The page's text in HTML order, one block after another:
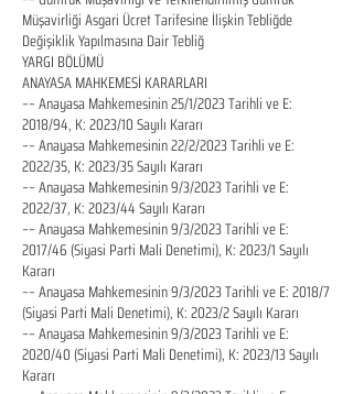
Müşavirliği Asgari Ücret Tarifesine İlişkin Tebliğde
Değişiklik Yapılmasına Dair Tebliğ
YARGI BÖLÜMÜ
ANAYASA MAHKEMESİ KARARLARI
–– Anayasa Mahkemesinin 25/1/2023 Tarihli ve E:
2018/94, K: 2023/10 Sayılı Kararı
–– Anayasa Mahkemesinin 22/2/2023 Tarihli ve E:
2022/35, K: 2023/35 Sayılı Kararı
–– Anayasa Mahkemesinin 9/3/2023 Tarihli ve E:
2022/37, K: 2023/44 Sayılı Kararı
–– Anayasa Mahkemesinin 9/3/2023 Tarihli ve E:
2017/46 (Siyasi Parti Mali Denetimi), K: 2023/1 Sayılı
Kararı
–– Anayasa Mahkemesinin 9/3/2023 Tarihli ve E: 2018/7
(Siyasi Parti Mali Denetimi), K: 2023/2 Sayılı Kararı
–– Anayasa Mahkemesinin 9/3/2023 Tarihli ve E:
2020/40 (Siyasi Parti Mali Denetimi), K: 2023/13 Sayılı
Kararı